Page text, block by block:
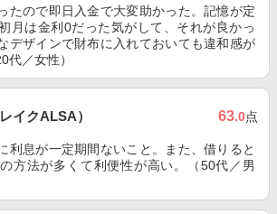
たので即日入金で大変助かった。記憶が定
月は金利0だった気がして、それが良かっ
デザインで財布に入れておいても違和感が
代／女性）
イクALSA） 63.0点
利息が一定期間ないこと。また、借りると
方法が多くて利便性が高い。（50代／男